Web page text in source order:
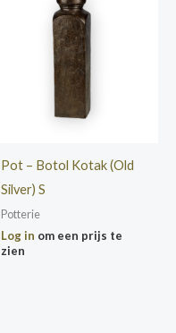
Pot – Botol Kotak (Old
Silver) S
Potterie
Log in om een prijs te
zien